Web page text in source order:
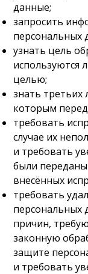
данные;
запросить
персональных
узнать цель
используются
целью;
знать
которым
требовать
случае их
и требовать
были
внесённых
требовать
персональных
причин,
законную
защите
и требовать